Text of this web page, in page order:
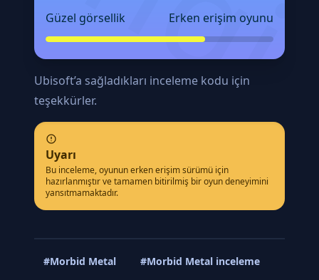
Güzel görsellik Erken erişim oyunu
Ubisoft’a sağladıkları inceleme kodu için
teşekkürler.
Uyarı
Bu inceleme, oyunun erken erişim sürümü için
hazırlanmıştır ve tamamen bitirilmiş bir oyun deneyimini
yansıtmamaktadır.
#Morbid Metal #Morbid Metal inceleme